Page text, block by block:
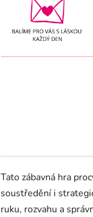
Tato zábavná hra
soustředění i
ruku, rozvahu a